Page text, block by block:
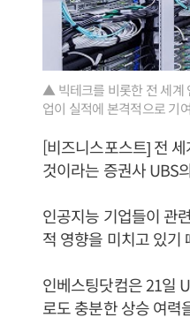
▲ 빅테크를 비롯한 전 세계
업이 실적에 본격적으로 기
[비즈니스포스트] 전
것이라는 증권사 UBS
인공지능 기업들이 관
적 영향을 미치고 있기
인베스팅닷컴은 21일
로도 충분한 상승 여력